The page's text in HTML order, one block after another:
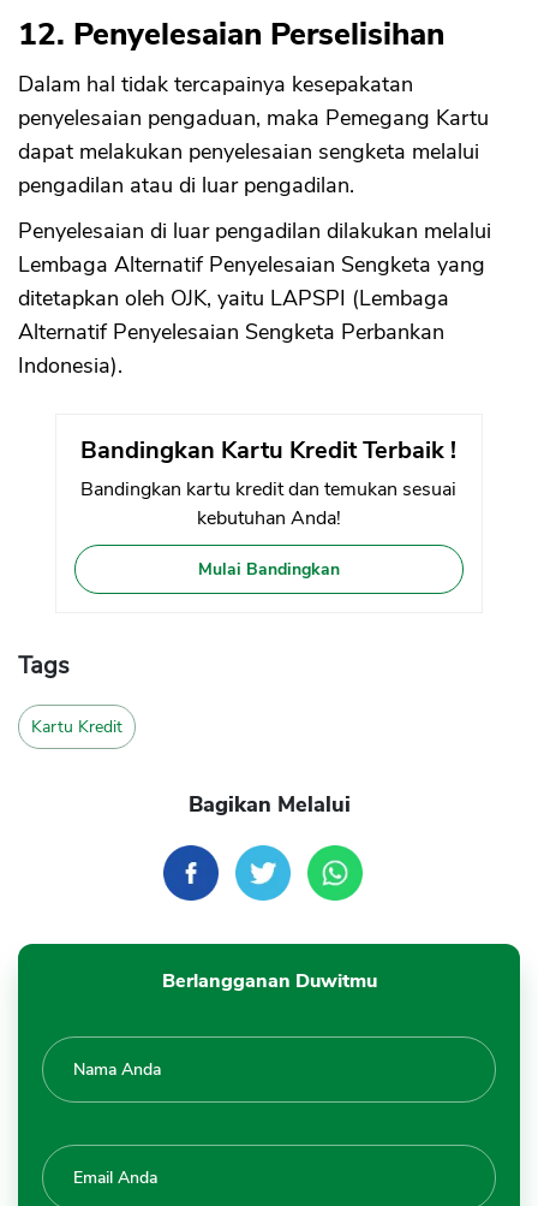
12. Penyelesaian Perselisihan
Dalam hal tidak tercapainya kesepakatan
penyelesaian pengaduan, maka Pemegang Kartu
dapat melakukan penyelesaian sengketa melalui
pengadilan atau di luar pengadilan.
Penyelesaian di luar pengadilan dilakukan melalui
Lembaga Alternatif Penyelesaian Sengketa yang
ditetapkan oleh OJK, yaitu LAPSPI (Lembaga
Alternatif Penyelesaian Sengketa Perbankan
Indonesia).
Bandingkan Kartu Kredit Terbaik !
Bandingkan kartu kredit dan temukan sesuai
kebutuhan Anda!
Mulai Bandingkan
Tags
Kartu Kredit
Bagikan Melalui
Berlangganan Duwitmu